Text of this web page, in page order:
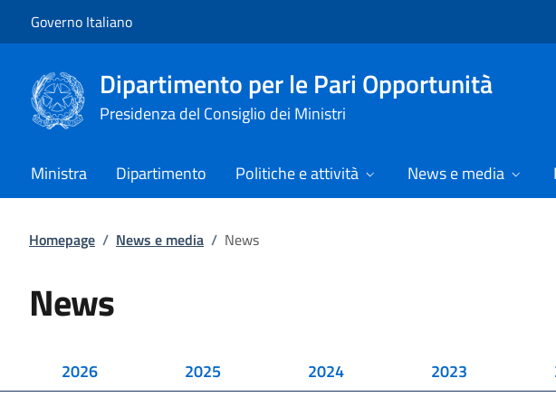
Governo Italiano
Dipartimento per le Pari Opportunità
Presidenza del Consiglio dei Ministri
Ministra Dipartimento Politiche e attività News e media
Homepage / News e media / News
News
2026 2025 2024 2023